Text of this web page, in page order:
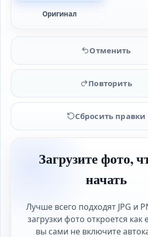
Оригинал
Отменить
Повторить
Сбросить правки
Загрузите фото,
начать
Лучше всего подходят JPG и
загрузки фото откроется как
вы сами не включите